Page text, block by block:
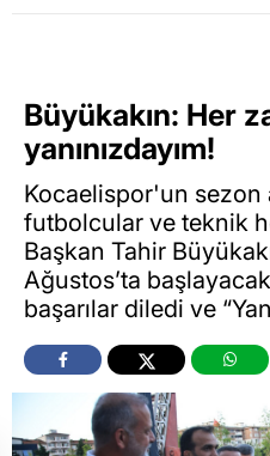
Büyükakın: Her
yanınızdayım!
Kocaelispor'un sezon
futbolcular ve teknik
Başkan Tahir
Ağustos’ta
başarılar diledi ve